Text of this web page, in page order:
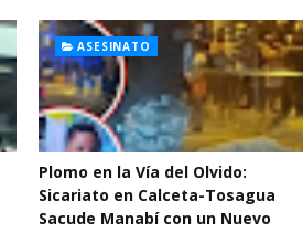
ASESINATO
Plomo en la Vía del Olvido:
Sicariato en Calceta-Tosagua
Sacude Manabí con un Nuevo